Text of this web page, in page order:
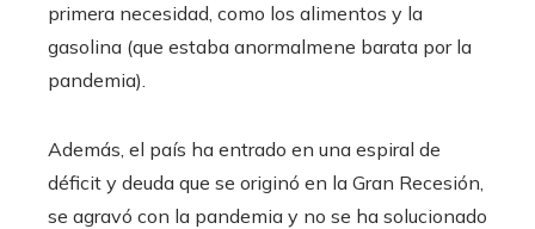
primera necesidad, como los alimentos y la
gasolina (que estaba anormalmene barata por la
pandemia).
Además, el país ha entrado en una espiral de
déficit y deuda que se originó en la Gran Recesión,
se agravó con la pandemia y no se ha solucionado